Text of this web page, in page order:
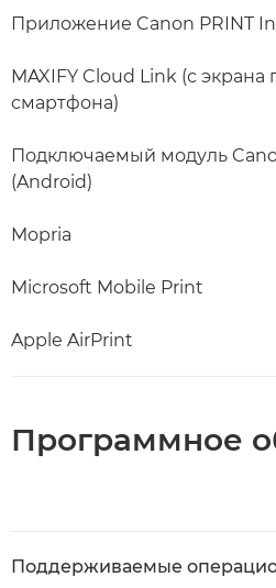
Приложение Canon PRINT
MAXIFY Cloud Link (с
смартфона)
Подключаемый модуль
(Android)
Mopria
Microsoft Mobile Print
Apple AirPrint
Программное
Поддерживаемые